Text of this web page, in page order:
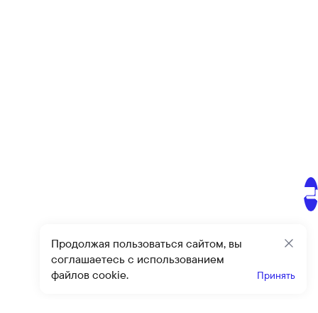
Продолжая пользоваться сайтом, вы
соглашаетесь с использованием
файлов cookie.
Принять